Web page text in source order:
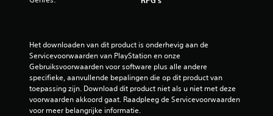
Het downloaden van dit product is onderhevig aan de
Servicevoorwaarden van PlayStation en onze
Gebruiksvoorwaarden voor software plus alle andere
specifieke, aanvullende bepalingen die op dit product van
toepassing zijn. Download dit product niet als u niet met deze
voorwaarden akkoord gaat. Raadpleeg de Servicevoorwaarden
voor meer belangrijke informatie.